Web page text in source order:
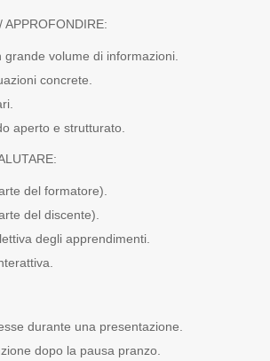
APPROFONDIRE:
grande volume di informazioni.
concrete.
aperto e strutturato.
del formatore).
del discente).
degli apprendimenti.
durante una presentazione.
dopo la pausa pranzo.